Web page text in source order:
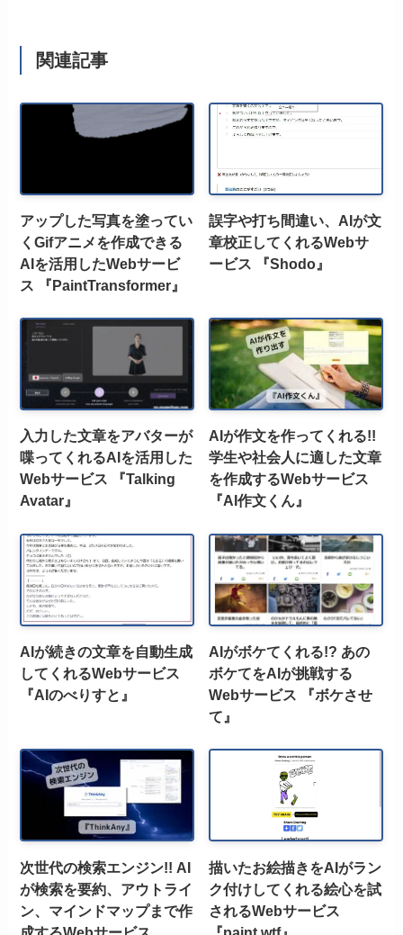
関連記事
アップした写真を塗ってい
くGifアニメを作成できる
AIを活用したWebサービ
ス 『PaintTransformer』
誤字や打ち間違い、AIが文
章校正してくれるWebサ
ービス 『Shodo』
入力した文章をアバターが
喋ってくれるAIを活用した
Webサービス 『Talking
Avatar』
AIが作文を作ってくれる!!
学生や社会人に適した文章
を作成するWebサービス
『AI作文くん』
AIが続きの文章を自動生成
してくれるWebサービス
『AIのべりすと』
AIがボケてくれる!? あの
ボケてをAIが挑戦する
Webサービス 『ボケさせ
て』
次世代の検索エンジン!! AI
が検索を要約、アウトライ
ン、マインドマップまで作
描いたお絵描きをAIがラン
ク付けしてくれる絵心を試
されるWebサービス